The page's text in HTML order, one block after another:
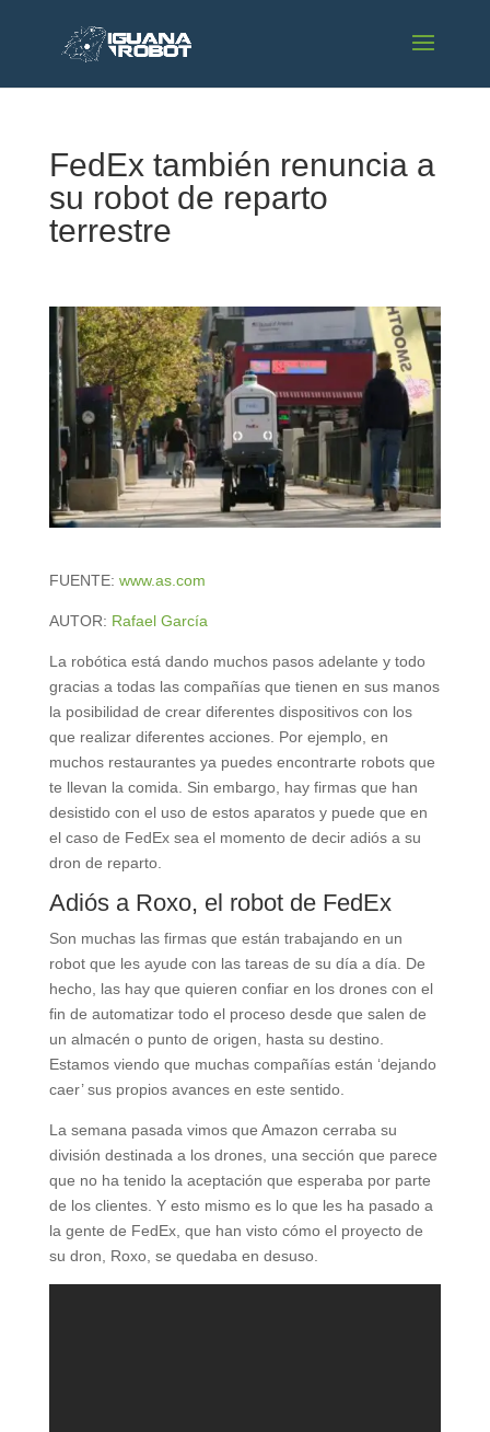
FedEx también renuncia a
su robot de reparto
terrestre
FUENTE: www.as.com
AUTOR: Rafael García
La robótica está dando muchos pasos adelante y todo
gracias a todas las compañías que tienen en sus manos
la posibilidad de crear diferentes dispositivos con los
que realizar diferentes acciones. Por ejemplo, en
muchos restaurantes ya puedes encontrarte robots que
te llevan la comida. Sin embargo, hay firmas que han
desistido con el uso de estos aparatos y puede que en
el caso de FedEx sea el momento de decir adiós a su
dron de reparto.
Adiós a Roxo, el robot de FedEx
Son muchas las firmas que están trabajando en un
robot que les ayude con las tareas de su día a día. De
hecho, las hay que quieren confiar en los drones con el
fin de automatizar todo el proceso desde que salen de
un almacén o punto de origen, hasta su destino.
Estamos viendo que muchas compañías están ‘dejando
caer’ sus propios avances en este sentido.
La semana pasada vimos que Amazon cerraba su
división destinada a los drones, una sección que parece
que no ha tenido la aceptación que esperaba por parte
de los clientes. Y esto mismo es lo que les ha pasado a
la gente de FedEx, que han visto cómo el proyecto de
su dron, Roxo, se quedaba en desuso.